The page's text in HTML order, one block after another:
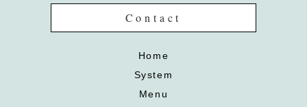
Contact
Home
System
Menu